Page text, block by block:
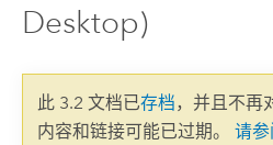
Desktop)
此 3.2 文档已存档，并且不再
内容和链接可能已过期。 请